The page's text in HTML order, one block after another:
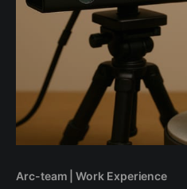
Arc-team | Work Experience